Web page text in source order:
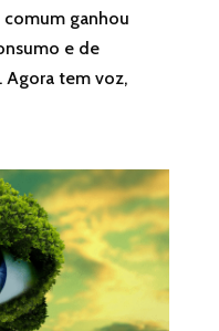
ganhou
e de
Agora tem voz,